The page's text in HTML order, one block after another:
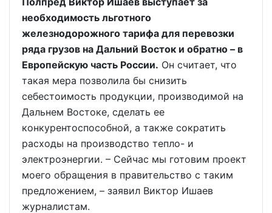
необходимость льготного
железнодорожного тарифа для перевозки
ряда грузов на Дальний Восток и обратно – в
Европейскую часть России. Он считает, что
такая мера позволила бы снизить
себестоимость продукции, производимой на
Дальнем Востоке, сделать ее
конкурентоспособной, а также сократить
расходы на производство тепло- и
электроэнергии. – Сейчас мы готовим проект
моего обращения в правительство с таким
предложением, – заявил Виктор Ишаев
журналистам.